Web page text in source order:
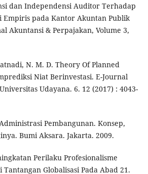
dan Independensi Auditor Terhadap
Empiris pada Kantor Akuntan Publik
Akuntansi & Perpajakan, Volume 3,
N. M. D. Theory Of Planned
Niat Berinvestasi. E-Journal
Udayana. 6. 12 (2017) : 4043-
Pembangunan. Konsep,
Bumi Aksara. Jakarta. 2009.
Perilaku Profesionalisme
Globalisasi Pada Abad 21.